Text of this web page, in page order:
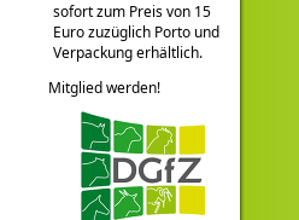
sofort zum Preis von 15
Euro zuzüglich Porto und
Verpackung erhältlich.
Mitglied werden!